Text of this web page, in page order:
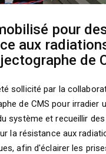
pour
aux
de
sollicité par la
de CMS pour irradier
système et recueillir
la résistance aux
afin d'éclairer les